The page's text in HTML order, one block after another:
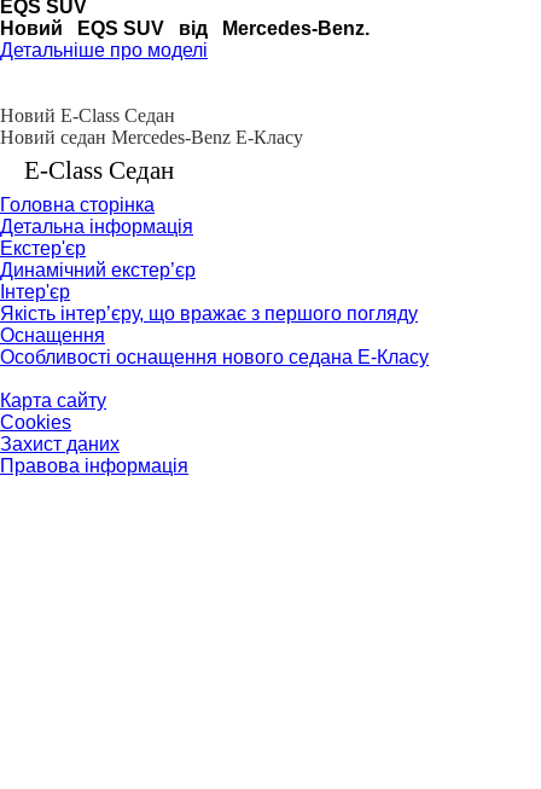
EQS SUV
Новий EQS SUV від Mercedes-Benz.
Детальніше про моделі
Новий E-Class Седан
Новий седан Mercedes-Benz Е-Класу
E-Class Седан
Головна сторінка
Детальна інформація
Екстер'єр
Динамічний екстер’єр
Інтер'єр
Якість інтер’єру, що вражає з першого погляду
Оснащення
Особливості оснащення нового седана Е-Класу
Карта сайту
Cookies
Захист даних
Правова інформація